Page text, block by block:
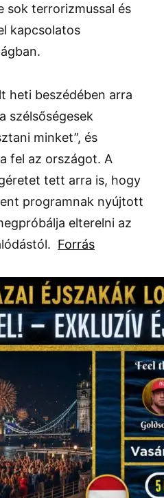
sok terrorizmussal és
kapcsolatos
heti beszédében arra
szélsőségesek
minket”, és
fel az országot. A
tett arra is, hogy
programnak nyújtott
elterelni az
Forrás